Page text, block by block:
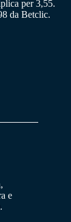
per 3,55.
da Betclic.
e